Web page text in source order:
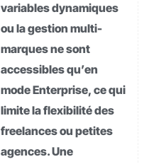
variables dynamiques
ou la gestion multi-
marques ne sont
accessibles qu’en
mode Enterprise, ce qui
limite la flexibilité des
freelances ou petites
agences. Une